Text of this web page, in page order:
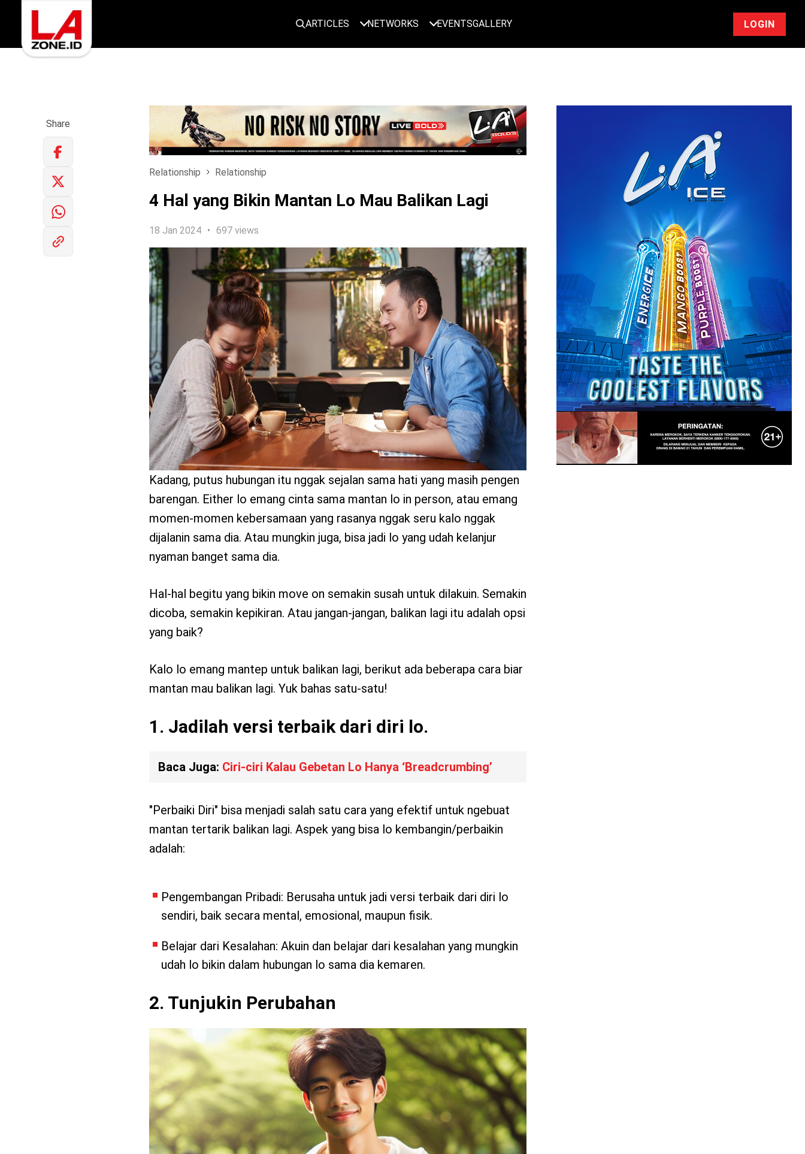
ARTICLES NETWORKS EVENTSGALLERY LOGIN
benefit
menarik
LOGIN
Share
Relationship Relationship
4 Hal yang Bikin Mantan Lo Mau Balikan Lagi
18 Jan 2024 697 views
Kadang, putus hubungan itu nggak sejalan sama hati yang masih pengen
barengan. Either lo emang cinta sama mantan lo in person, atau emang
momen-momen kebersamaan yang rasanya nggak seru kalo nggak
dijalanin sama dia. Atau mungkin juga, bisa jadi lo yang udah kelanjur
nyaman banget sama dia.
Hal-hal begitu yang bikin move on semakin susah untuk dilakuin. Semakin
dicoba, semakin kepikiran. Atau jangan-jangan, balikan lagi itu adalah opsi
yang baik?
Kalo lo emang mantep untuk balikan lagi, berikut ada beberapa cara biar
mantan mau balikan lagi. Yuk bahas satu-satu!
1. Jadilah versi terbaik dari diri lo.
Baca Juga: Ciri-ciri Kalau Gebetan Lo Hanya ‘Breadcrumbing’
"Perbaiki Diri" bisa menjadi salah satu cara yang efektif untuk ngebuat
mantan tertarik balikan lagi. Aspek yang bisa lo kembangin/perbaikin
adalah:
Pengembangan Pribadi: Berusaha untuk jadi versi terbaik dari diri lo
sendiri, baik secara mental, emosional, maupun fisik.
Belajar dari Kesalahan: Akuin dan belajar dari kesalahan yang mungkin
udah lo bikin dalam hubungan lo sama dia kemaren.
2. Tunjukin Perubahan